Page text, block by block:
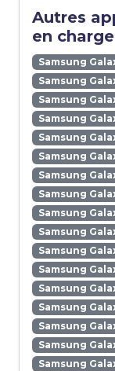
Autres
en
Samsung
Samsung
Samsung
Samsung
Samsung
Samsung
Samsung
Samsung
Samsung
Samsung
Samsung
Samsung
Samsung
Samsung
Samsung
Samsung
Samsung